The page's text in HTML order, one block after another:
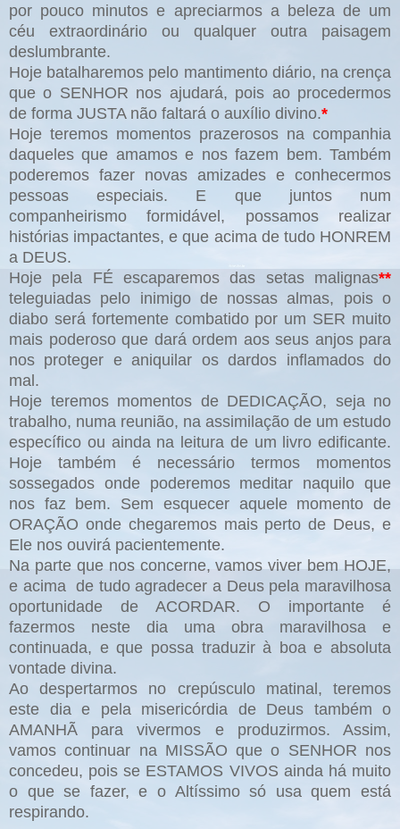
por pouco minutos e apreciarmos a beleza de um
céu extraordinário ou qualquer outra paisagem
deslumbrante.
Hoje batalharemos pelo mantimento diário, na crença
que o SENHOR nos ajudará, pois ao procedermos
de forma JUSTA não faltará o auxílio divino.*
Hoje teremos momentos prazerosos na companhia
daqueles que amamos e nos fazem bem. Também
poderemos fazer novas amizades e conhecermos
pessoas especiais. E que juntos num
companheirismo formidável, possamos realizar
histórias impactantes, e que acima de tudo HONREM
a DEUS.
Hoje pela FÉ escaparemos das setas malignas**
teleguiadas pelo inimigo de nossas almas, pois o
diabo será fortemente combatido por um SER muito
mais poderoso que dará ordem aos seus anjos para
nos proteger e aniquilar os dardos inflamados do
mal.
Hoje teremos momentos de DEDICAÇÃO, seja no
trabalho, numa reunião, na assimilação de um estudo
específico ou ainda na leitura de um livro edificante.
Hoje também é necessário termos momentos
sossegados onde poderemos meditar naquilo que
nos faz bem. Sem esquecer aquele momento de
ORAÇÃO onde chegaremos mais perto de Deus, e
Ele nos ouvirá pacientemente.
Na parte que nos concerne, vamos viver bem HOJE,
e acima de tudo agradecer a Deus pela maravilhosa
oportunidade de ACORDAR. O importante é
fazermos neste dia uma obra maravilhosa e
continuada, e que possa traduzir à boa e absoluta
vontade divina.
Ao despertarmos no crepúsculo matinal, teremos
este dia e pela misericórdia de Deus também o
AMANHÃ para vivermos e produzirmos. Assim,
vamos continuar na MISSÃO que o SENHOR nos
concedeu, pois se ESTAMOS VIVOS ainda há muito
o que se fazer, e o Altíssimo só usa quem está
respirando.